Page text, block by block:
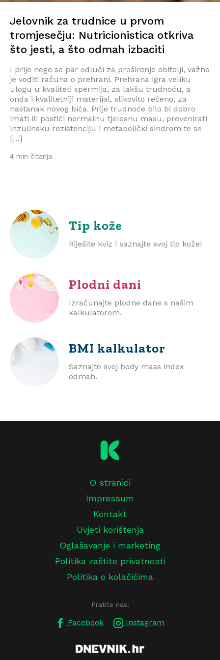
Jelovnik za trudnice u prvom
tromjesečju: Nutricionistica otkriva
što jesti, a što odmah izbaciti
I prije nego se par odluči za proširenje obitelji, važno
je voditi računa o prehrani. Prehrana igra veliku
ulogu u kvaliteti spermija, za lakšu trudnoću, a
onda i kvalitetniji materijal, slikovito rečeno, za
nastanak novog bića. Prije trudnoće bilo bi dobro
imati ili postići normalnu tjelesnu masu, prevenirati
inzulinsku rezistenciju i metabolički sindrom te se
[…]
4 min čitanja
Tip kože
Riješite kviz i saznajte svoj tip kože!
Plodni dani
Izračunajte plodne dane s našim
kalkulatorom.
BMI kalkulator
Saznajte svoj body mass index
odmah.
O stranici
Impressum
Kontakt
Uvjeti korištenja
Oglašavanje i marketing
Politika zaštite privatnosti
Politika o kolačićima
Pratite nas:
Facebook Instagram